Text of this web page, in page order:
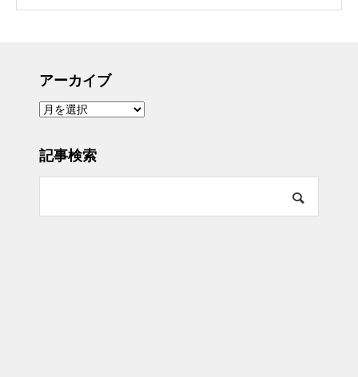
アーカイブ
ア
ー
ブ
記事検索